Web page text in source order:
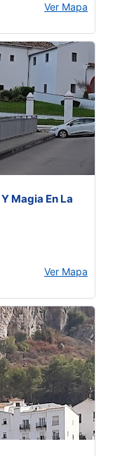
Ver Mapa
Magia En La
Ver Mapa